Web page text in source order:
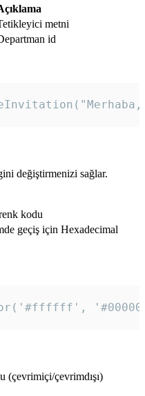
metni
id
değiştirmenizi sağlar.
kodu
geçiş için Hexadecimal
(çevrimiçi/çevrimdışı)